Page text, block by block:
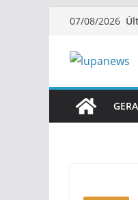
Pular07/08/2026